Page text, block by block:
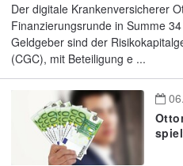
Der digitale Krankenversicherer
Finanzierungsrunde in Summe
Geldgeber sind der
(CGC), mit Beteiligung e ...